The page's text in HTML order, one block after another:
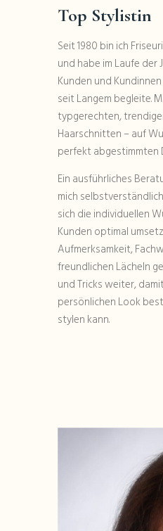
Top Stylistin
Seit 1980 bin ich
und habe im Laufe der
Kunden und
seit Langem begleite.
typgerechten,
Haarschnitten – auf
perfekt abgestimmten
Ein ausführliches
mich
sich die individuellen
Kunden optimal
Aufmerksamkeit,
freundlichen Lächeln
und Tricks weiter,
persönlichen Look
stylen kann.